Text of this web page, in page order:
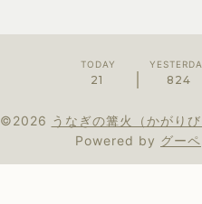
TODAY
21 824
©2026 うなぎの篝火（かがりび
Powered by グーペ